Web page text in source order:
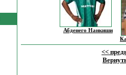
Абденего Нанкиши
<<